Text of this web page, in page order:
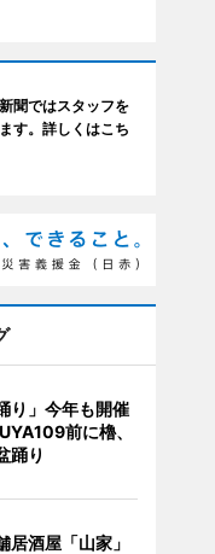
聞ではスタッフを
す。詳しくはこち
り」今年も開催
前に櫓、
踊り
居酒屋「山家」